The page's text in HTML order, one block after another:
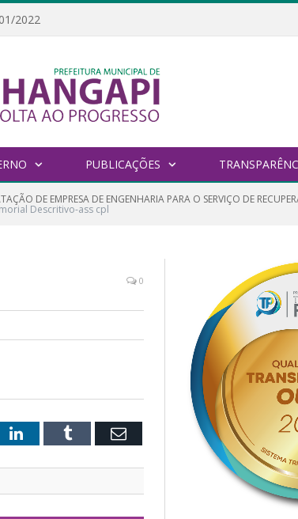
2022
PUBLICAÇÕES
DE EMPRESA DE ENGENHARIA PARA O SERVIÇO DE
Descritivo-ass cpl
0
LinkedInTumblr Email